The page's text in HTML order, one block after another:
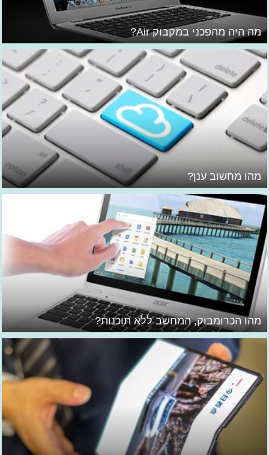
מה היה מהפכני במקבוק Air?
מהו מחשוב ענן?
מהו הכרומבוק, המחשב ללא תוכנות?